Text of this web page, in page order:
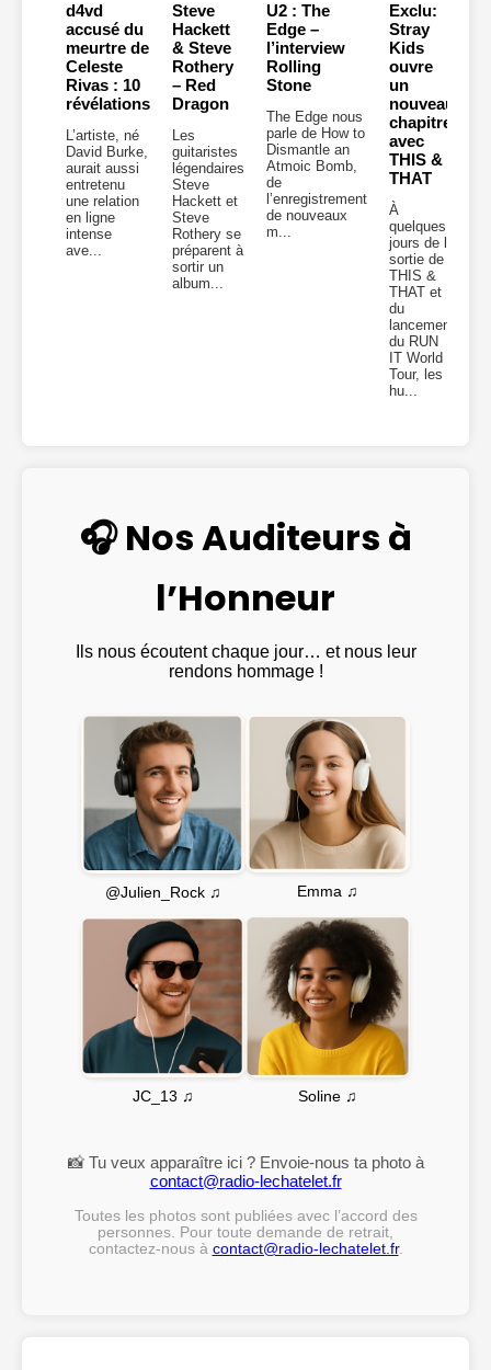
d4vd
accusé du
meurtre de
Celeste
Rivas : 10
révélations
L’artiste, né
David Burke,
aurait aussi
entretenu
une relation
en ligne
intense
ave...
Steve
Hackett
& Steve
Rothery
– Red
Dragon
Les
guitaristes
légendaires
Steve
Hackett et
Steve
Rothery se
préparent à
sortir un
album...
U2 : The
Edge –
l’interview
Rolling
Stone
The Edge nous
parle de How to
Dismantle an
Atmoic Bomb,
de
l’enregistrement
de nouveaux
m...
Exclu:
Stray
Kids
ouvre
un
nouveau
chapitre
avec
THIS &
THAT
À
quelques
jours de la
sortie de
THIS &
THAT et
du
lancement
du RUN
IT World
Tour, les
hu...
🎧 Nos Auditeurs à
l’Honneur
Ils nous écoutent chaque jour… et nous leur
rendons hommage !
@Julien_Rock ♫ Emma ♫
JC_13 ♫ Soline ♫
📸 Tu veux apparaître ici ? Envoie-nous ta photo à
contact@radio-lechatelet.fr
Toutes les photos sont publiées avec l’accord des
personnes. Pour toute demande de retrait,
contactez-nous à contact@radio-lechatelet.fr.